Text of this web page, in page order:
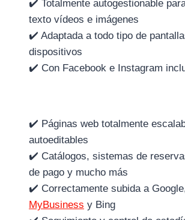
✔️ Totalmente autogestionable
texto vídeos e imágenes
✔️ Adaptada a todo tipo de
dispositivos
✔️ Con Facebook e Instagram
✔️ Páginas web totalmente
autoeditables
✔️ Catálogos, sistemas de
de pago y mucho más
✔️ Correctamente subida a
MyBusiness y Bing